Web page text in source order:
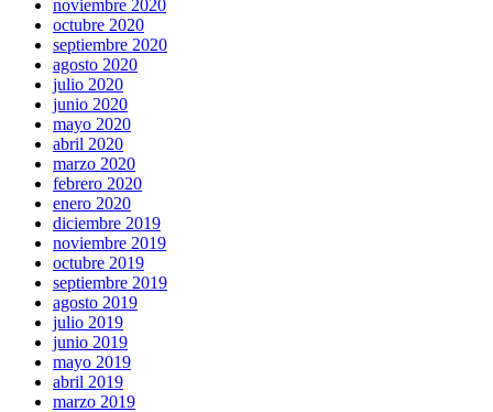
noviembre 2020
octubre 2020
septiembre 2020
agosto 2020
julio 2020
junio 2020
mayo 2020
abril 2020
marzo 2020
febrero 2020
enero 2020
diciembre 2019
noviembre 2019
octubre 2019
septiembre 2019
agosto 2019
julio 2019
junio 2019
mayo 2019
abril 2019
marzo 2019